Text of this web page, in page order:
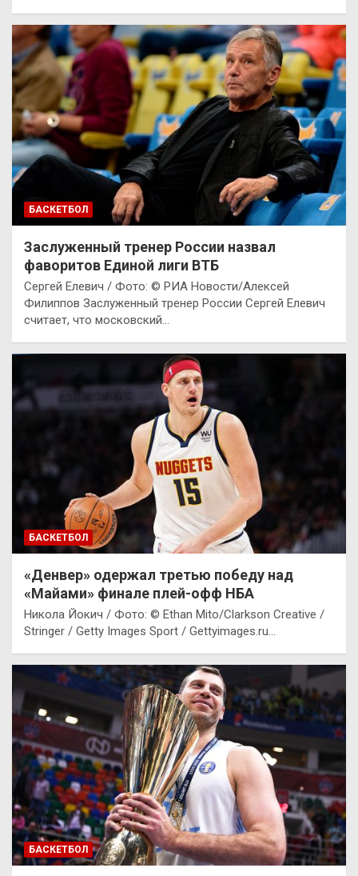
БАСКЕТБОЛ
Заслуженный тренер России назвал
фаворитов Единой лиги ВТБ
Сергей Елевич / Фото: © РИА Новости/Алексей
Филиппов Заслуженный тренер России Сергей Елевич
считает, что московский…
БАСКЕТБОЛ
«Денвер» одержал третью победу над
«Майами» финале плей-офф НБА
Никола Йокич / Фото: © Ethan Mito/Clarkson Creative /
Stringer / Getty Images Sport / Gettyimages.ru…
БАСКЕТБОЛ